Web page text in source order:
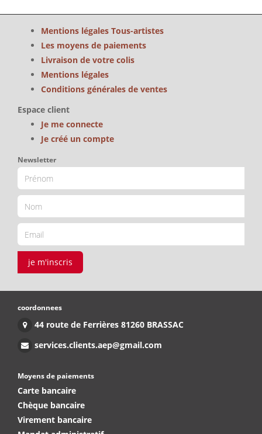
Mentions légales Tous-artistes
Les moyens de paiements
Livraison de votre colis
Mentions légales
Conditions générales de ventes
Espace client
Je me connecte
Je créé un compte
Newsletter
je m'inscris
coordonnees
44 route de Ferrières 81260 BRASSAC
services.clients.aep@gmail.com
Moyens de paiements
Carte bancaire
Chèque bancaire
Virement bancaire